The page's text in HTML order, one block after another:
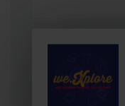
Sie sind